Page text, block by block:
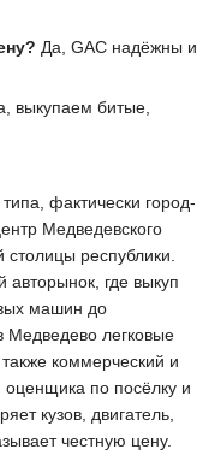
Да, GAC надёжны и
выкупаем битые,
фактически город-
Медведевского
республики.
где выкуп
машин до
Медведево легковые
коммерческий и
оценщика по посёлку и
кузов, двигатель,
честную цену.